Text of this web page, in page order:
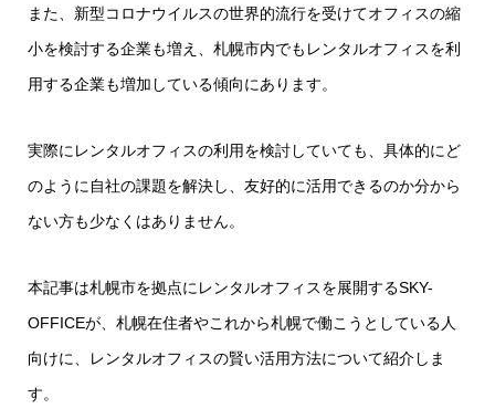
また、新型コロナウイルスの世界的流行を受けてオフィスの縮
小を検討する企業も増え、札幌市内でもレンタルオフィスを利
用する企業も増加している傾向にあります。
実際にレンタルオフィスの利用を検討していても、具体的にど
のように自社の課題を解決し、友好的に活用できるのか分から
ない方も少なくはありません。
本記事は札幌市を拠点にレンタルオフィスを展開するSKY-
OFFICEが、札幌在住者やこれから札幌で働こうとしている人
向けに、レンタルオフィスの賢い活用方法について紹介しま
す。